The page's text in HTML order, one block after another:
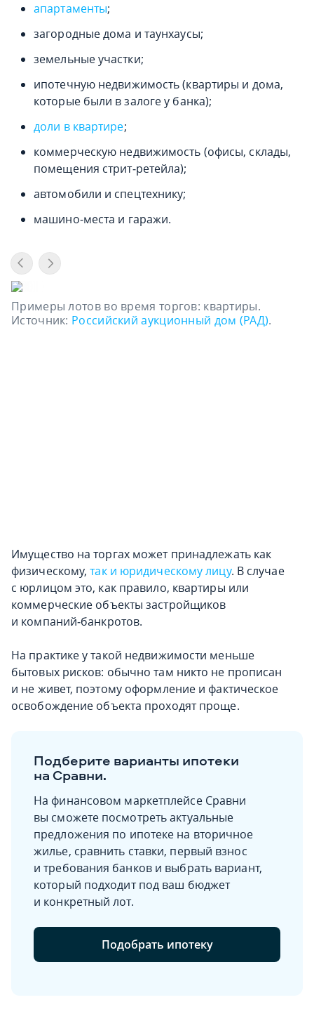
апартаменты;
загородные дома и таунхаусы;
земельные участки;
ипотечную недвижимость (квартиры и дома,
которые были в залоге у банка);
доли в квартире;
коммерческую недвижимость (офисы, склады,
помещения стрит‑ретейла);
автомобили и спецтехнику;
машино‑места и гаражи.
Примеры лотов во время торгов: квартиры.
Источник: Российский аукционный дом (РАД).
Имущество на торгах может принадлежать как
физическому,так и юридическому лицу. В случае
с юрлицом это, как правило, квартиры или
коммерческие объекты застройщиков
и компаний‑банкротов.
На практике у такой недвижимости меньше
бытовых рисков: обычно там никто не прописан
и не живет, поэтому оформление и фактическое
освобождение объекта проходят проще.
Подберите варианты ипотеки
на Сравни.
На финансовом маркетплейсе Сравни
вы сможете посмотреть актуальные
предложения по ипотеке на вторичное
жилье, сравнить ставки, первый взнос
и требования банков и выбрать вариант,
который подходит под ваш бюджет
и конкретный лот.
Подобрать ипотеку